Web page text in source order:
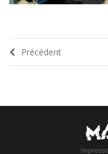
Précédent